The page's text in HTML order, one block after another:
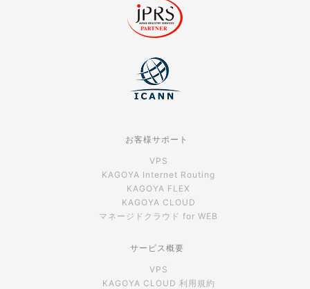
お客様サポート
VPS
KAGOYA Internet Routing
KAGOYA FLEX
KAGOYA CLOUD
マネージドクラウド for WEB
サービス概要
VPS
KAGOYA CLOUD 利用規約